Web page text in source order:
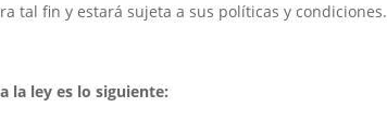
tal fin y estará sujeta a sus políticas y condiciones.
la ley es lo siguiente: